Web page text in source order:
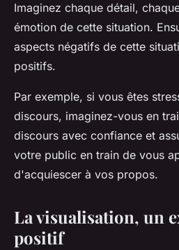
Imaginez chaque détail,
émotion de cette situation.
aspects négatifs de cette
positifs.
Par exemple, si vous êtes
discours, imaginez-vous en
discours avec confiance et
votre public en train de vous
d'acquiescer à vos propos.
La visualisation, un
positif